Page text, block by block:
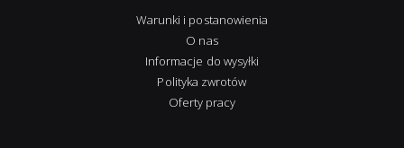
Warunki i postanowienia
O nas
Informacje do wysyłki
Polityka zwrotów
Oferty pracy